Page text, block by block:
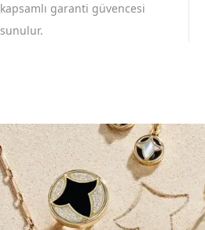
kapsamlı garanti güvencesi
sunulur.